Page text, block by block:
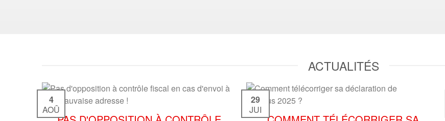
ACTUALITÉS
4
AOÛ
29
JUI